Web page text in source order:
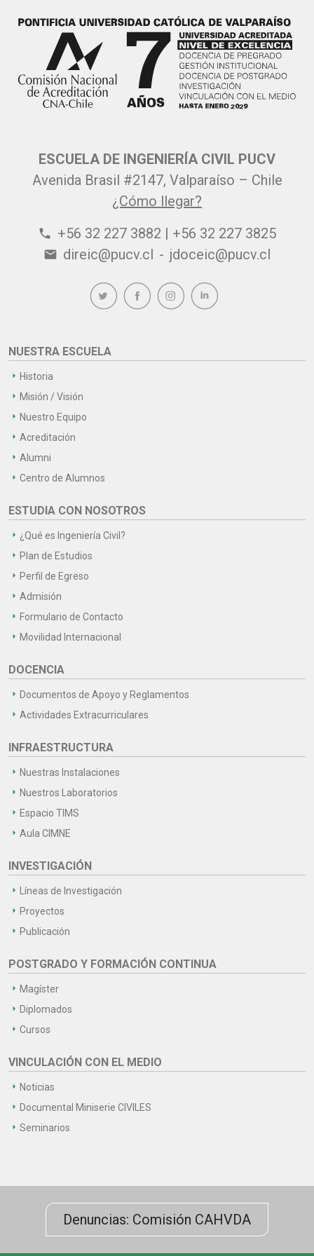
ESCUELA DE INGENIERÍA CIVIL PUCV
Avenida Brasil #2147, Valparaíso – Chile
¿Cómo llegar?
phone +56 32 227 3882 | +56 32 227 3825
email direic@pucv.cl - jdoceic@pucv.cl
NUESTRA ESCUELA
Historia
Misión / Visión
Nuestro Equipo
Acreditación
Alumni
Centro de Alumnos
ESTUDIA CON NOSOTROS
¿Qué es Ingeniería Civil?
Plan de Estudios
Perfil de Egreso
Admisión
Formulario de Contacto
Movilidad Internacional
DOCENCIA
Documentos de Apoyo y Reglamentos
Actividades Extracurriculares
INFRAESTRUCTURA
Nuestras Instalaciones
Nuestros Laboratorios
Espacio TIMS
Aula CIMNE
INVESTIGACIÓN
Líneas de Investigación
Proyectos
Publicación
POSTGRADO Y FORMACIÓN CONTINUA
Magíster
Diplomados
Cursos
VINCULACIÓN CON EL MEDIO
Noticias
Documental Miniserie CIVILES
Seminarios
Denuncias: Comisión CAHVDA